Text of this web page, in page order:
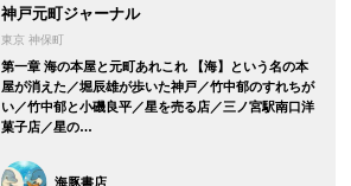
神戸元町ジャーナル
東京 神保町
第一章 海の本屋と元町あれこれ 【海】という名の本
屋が消えた／堀辰雄が歩いた神戸／竹中郁のすれちが
い／竹中郁と小磯良平／星を売る店／三ノ宮駅南口洋
菓子店／星の…
海豚書店